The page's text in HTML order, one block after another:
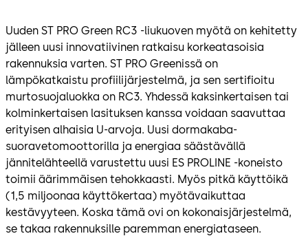
Uuden ST PRO Green RC3 -liukuoven myötä on kehitetty
jälleen uusi innovatiivinen ratkaisu korkeatasoisia
rakennuksia varten. ST PRO Greenissä on
lämpökatkaistu profiilijärjestelmä, ja sen sertifioitu
murtosuojaluokka on RC3. Yhdessä kaksinkertaisen tai
kolminkertaisen lasituksen kanssa voidaan saavuttaa
erityisen alhaisia U-arvoja. Uusi dormakaba-
suoravetomoottorilla ja energiaa säästävällä
jännitelähteellä varustettu uusi ES PROLINE -koneisto
toimii äärimmäisen tehokkaasti. Myös pitkä käyttöikä
(1,5 miljoonaa käyttökertaa) myötävaikuttaa
kestävyyteen. Koska tämä ovi on kokonaisjärjestelmä,
se takaa rakennuksille paremman energiataseen.